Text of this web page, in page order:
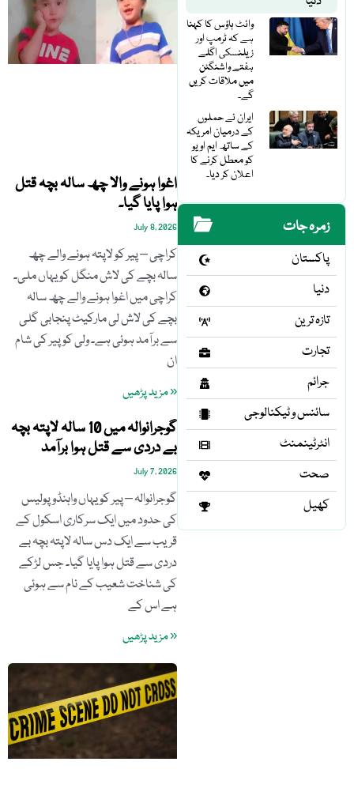
وائٹ ہاؤس کا کہنا
ہے کہ ٹرمپ اور
زیلنسکی اگلے
ہفتے واشنگٹن
میں ملاقات کریں
گے۔
ایران نے حملوں
کے درمیان امریکہ
کے ساتھ ایم او یو
کو معطل کرنے کا
اعلان کر دیا۔
زمرہ جات
پاکستان
دنیا
تازہ ترین
تجارت
جرائم
سائنس و ٹیکنالوجی
انٹرٹینمنٹ
صحت
کھیل
اغوا ہونے والا چھ سالہ بچہ قتل
ہوا پایا گیا۔
July 8, 2026
کراچی – پیر کو لاپتہ ہونے والے چھ
سالہ بچے کی لاش منگل کو یہاں ملی۔
کراچی میں اغوا ہونے والے چھ سالہ
بچے کی لاش لی مارکیٹ پنجابی گلی
سے برآمد ہوئی ہے۔ ولی کو پیر کی شام
ان
« مزید پڑھیں
گوجرانوالہ میں 10 سالہ لاپتہ بچہ
بے دردی سے قتل ہوا برآمد
July 7, 2026
گوجرانوالہ – پیر کو یہاں واہنڈو پولیس
کی حدود میں ایک سرکاری اسکول کے
قریب سے ایک دس سالہ لاپتہ بچہ بے
دردی سے قتل ہوا پایا گیا۔ جس لڑکے
کی شناخت شعیب کے نام سے ہوئی
ہے اس کے
« مزید پڑھیں